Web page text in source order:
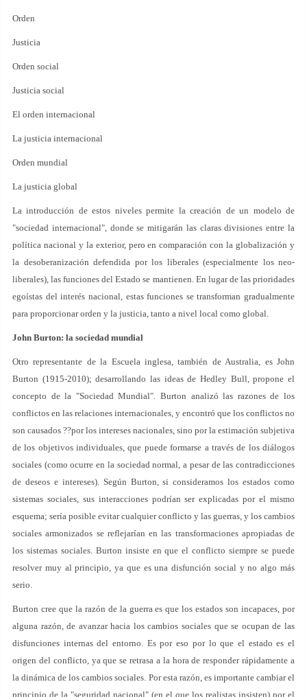
Orden
Justicia
Orden social
Justicia social
El orden internacional
La justicia internacional
Orden mundial
La justicia global
La introducción de estos niveles permite la creación de un modelo de
"sociedad internacional", donde se mitigarán las claras divisiones entre la
política nacional y la exterior, pero en comparación con la globalización y
la desoberanización defendida por los liberales (especialmente los neo-
liberales), las funciones del Estado se mantienen. En lugar de las prioridades
egoístas del interés nacional, estas funciones se transforman gradualmente
para proporcionar orden y la justicia, tanto a nivel local como global.
John Burton: la sociedad mundial
Otro representante de la Escuela inglesa, también de Australia, es John
Burton (1915-2010); desarrollando las ideas de Hedley Bull, propone el
concepto de la "Sociedad Mundial". Burton analizó las razones de los
conflictos en las relaciones internacionales, y encontró que los conflictos no
son causados ??por los intereses nacionales, sino por la estimación subjetiva
de los objetivos individuales, que puede formarse a través de los diálogos
sociales (como ocurre en la sociedad normal, a pesar de las contradicciones
de deseos e intereses). Según Burton, si consideramos los estados como
sistemas sociales, sus interacciones podrían ser explicadas por el mismo
esquema; sería posible evitar cualquier conflicto y las guerras, y los cambios
sociales armonizados se reflejarían en las transformaciones apropiadas de
los sistemas sociales. Burton insiste en que el conflicto siempre se puede
resolver muy al principio, ya que es una disfunción social y no algo más
serio.
Burton cree que la razón de la guerra es que los estados son incapaces, por
alguna razón, de avanzar hacia los cambios sociales que se ocupan de las
disfunciones internas del entorno. Es por eso por lo que el estado es el
origen del conflicto, ya que se retrasa a la hora de responder rápidamente a
la dinámica de los cambios sociales. Por esta razón, es importante cambiar el
principio de la "seguridad nacional" (en el que los realistas insisten) por el